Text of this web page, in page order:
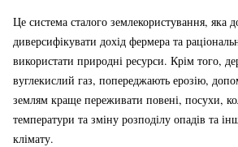
Це система сталого землекористування, яка
диверсифікувати дохід фермера та
використати природні ресурси. Крім того,
вуглекислий газ, попереджають ерозію,
землям краще переживати повені, посухи,
температури та зміну розподілу опадів та
клімату.